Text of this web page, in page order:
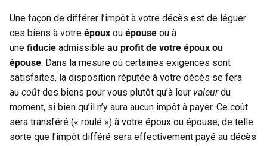
Une façon de différer l’impôt à votre décès est de léguer
ces biens à votre époux ou épouse ou à
une fiducie admissible au profit de votre époux ou
épouse. Dans la mesure où certaines exigences sont
satisfaites, la disposition réputée à votre décès se fera
au coût des biens pour vous plutôt qu’à leur valeurdu
moment, si bien qu’il n’y aura aucun impôt à payer. Ce coût
sera transféré (« roulé ») à votre époux ou épouse, de telle
sorte que l’impôt différé sera effectivement payé au décès